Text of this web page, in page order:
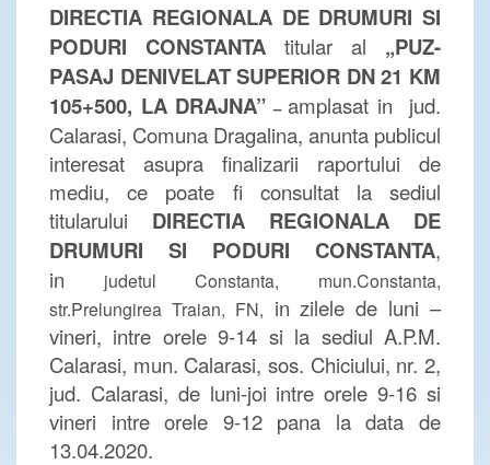
DIRECTIA REGIONALA DE DRUMURI SI
PODURI CONSTANTA titular al „PUZ-
PASAJ DENIVELAT SUPERIOR DN 21 KM
105+500, LA DRAJNA” –amplasat in jud.
Calarasi, Comuna Dragalina, anunta publicul
interesat asupra finalizarii raportului de
mediu, ce poate fi consultat la sediul
titularului DIRECTIA REGIONALA DE
DRUMURI SI PODURI CONSTANTA,
in judetul Constanta, mun.Constanta,
str.Prelungirea Traian, FN, in zilele de luni –
vineri, intre orele 9-14 si la sediul A.P.M.
Calarasi, mun. Calarasi, sos. Chiciului, nr. 2,
jud. Calarasi, de luni-joi intre orele 9-16 si
vineri intre orele 9-12 pana la data de
13.04.2020.